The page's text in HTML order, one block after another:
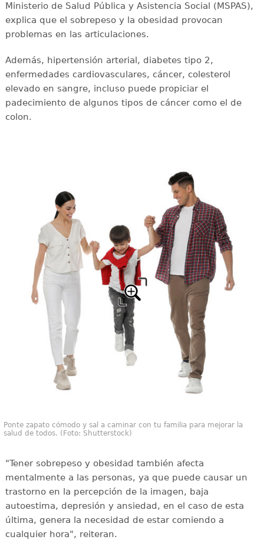
Ministerio de Salud Pública y Asistencia Social (MSPAS),
explica que el sobrepeso y la obesidad provocan
problemas en las articulaciones.
Además, hipertensión arterial, diabetes tipo 2,
enfermedades cardiovasculares, cáncer, colesterol
elevado en sangre, incluso puede propiciar el
padecimiento de algunos tipos de cáncer como el de
colon.
Ponte zapato cómodo y sal a caminar con tu familia para mejorar la
salud de todos. (Foto: Shutterstock)
"Tener sobrepeso y obesidad también afecta
mentalmente a las personas, ya que puede causar un
trastorno en la percepción de la imagen, baja
autoestima, depresión y ansiedad, en el caso de esta
última, genera la necesidad de estar comiendo a
cualquier hora", reiteran.